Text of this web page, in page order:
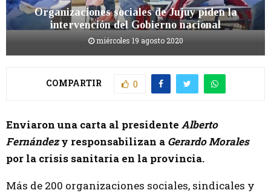
Organizaciones sociales de Jujuy piden la
intervención del Gobierno nacional
miércoles 19 agosto 2020
COMPARTIR 0
Enviaron una carta al presidente Alberto
Fernándezy responsabilizan a Gerardo Morales
por la crisis sanitaria en la provincia.
Más de 200 organizaciones sociales, sindicales y